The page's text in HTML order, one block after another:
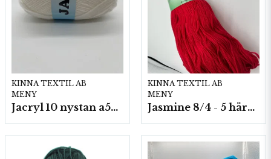
KINNA TEXTIL AB
MENY
Jacryl 10 nystan a50g./fp.
KINNA TEXTIL AB
MENY
Jasmine 8/4 - 5 härvor a200g./fp.